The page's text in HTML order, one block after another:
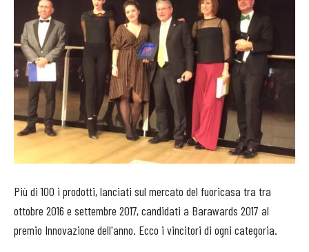
Più di 100 i prodotti, lanciati sul mercato del fuoricasa tra tra
ottobre 2016 e settembre 2017, candidati a Barawards 2017 al
premio Innovazione dell'anno. Ecco i vincitori di ogni categoria.